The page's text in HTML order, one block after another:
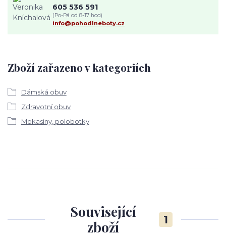
Zboží zařazeno v kategoriích
Dámská obuv
Zdravotní obuv
Mokasíny, polobotky
605 536 591
(Po-Pá od 8-17 hod)
info@pohodlneboty.cz
Související
zboží
1